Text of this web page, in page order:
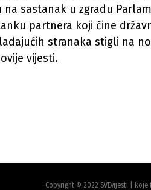
sastanak u zgradu
partnera koji čine
stranaka stigli na
vijesti.
Copyright © 2022 SVEvijesti | koje